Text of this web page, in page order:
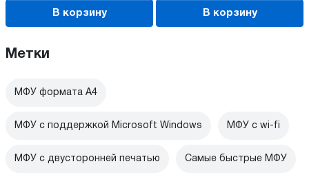
В корзину В корзину
Метки
МФУ формата А4
МФУ с поддержкой Microsoft Windows МФУ c wi-fi
МФУ с двусторонней печатью Самые быстрые МФУ